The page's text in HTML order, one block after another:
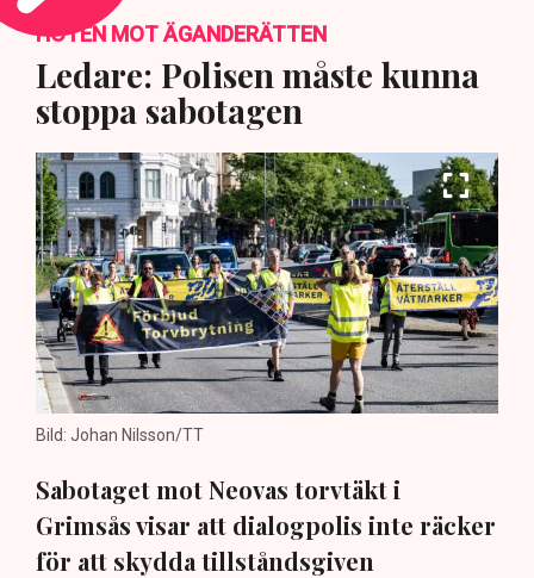
HOTEN MOT ÄGANDERÄTTEN
Ledare: Polisen måste kunna
stoppa sabotagen
Bild: Johan Nilsson/TT
Sabotaget mot Neovas torvtäkt i
Grimsås visar att dialogpolis inte räcker
för att skydda tillståndsgiven